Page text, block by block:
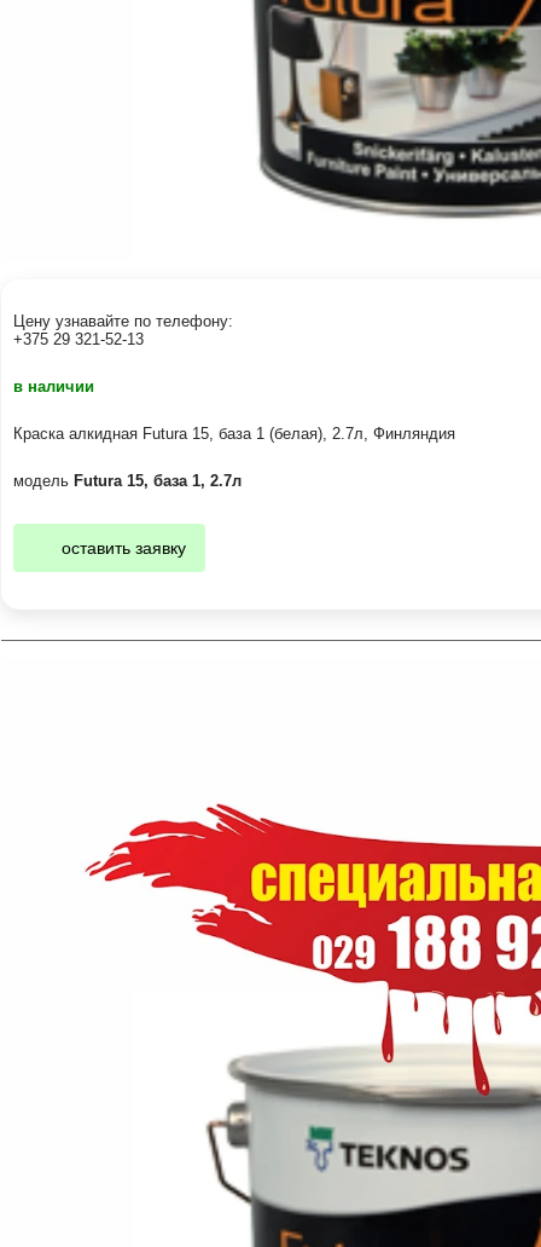
Цену узнавайте по телефону:
+375 29 321-52-13
в наличии
Краска алкидная Futura 15, база 1 (белая), 2.7л, Финляндия
модель Futura 15, база 1, 2.7л
оставить заявку